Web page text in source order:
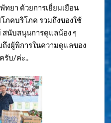
ยา ด้วยการเยี่ยมเยือน
ภคบริโภค รวมถึงของใช้
สนับสนุนการดูแลน้อง ๆ
ถึงผู้พิการในความดูแลของ
บ/ค่ะ..